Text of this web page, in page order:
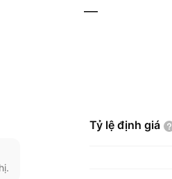
—
Tỷ lệ định giá